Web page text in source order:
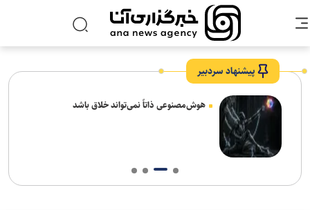
پیشنهاد سردبیر
هوش‌مصنوعی ذاتاً نمی‌تواند خلاق باشد